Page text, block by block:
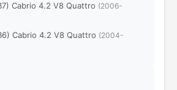
Cabrio 4.2 V8 Quattro (2006-
Cabrio 4.2 V8 Quattro (2004-